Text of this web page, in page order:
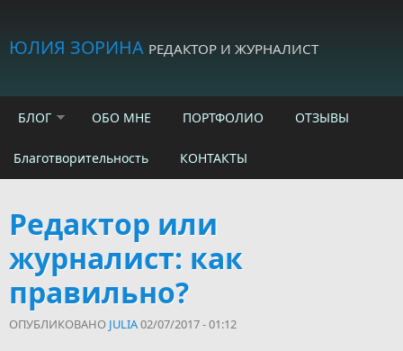
ЮЛИЯ ЗОРИНА РЕДАКТОР И ЖУРНАЛИСТ
БЛОГ ОБО МНЕ ПОРТФОЛИО ОТЗЫВЫ
Благотворительность КОНТАКТЫ
Редактор или
журналист: как
правильно?
ОПУБЛИКОВАНО JULIA02/07/2017 - 01:12